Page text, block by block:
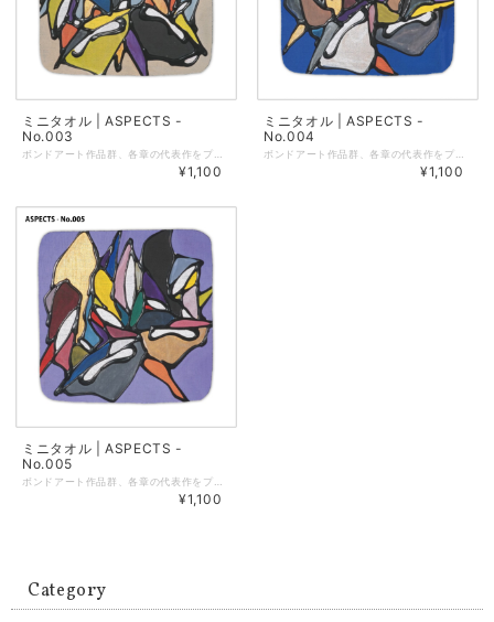
ミニタオル | ASPECTS -
No.003
¥1,100
ミニタオル | ASPECTS -
No.004
¥1,100
ミニタオル | ASPECTS -
No.005
¥1,100
Category